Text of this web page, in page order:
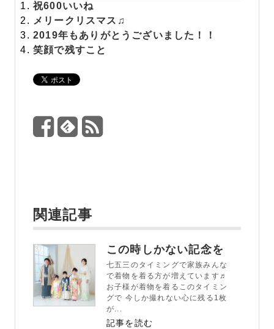
祝600いいね
メリークリスマス♫
2019年もありがとうございました！！
笑顔で残すこと
関連記事
この時しかない記念を
七五三のタイミングで家族みんな
で着物を着る方が増えています♬
お子様が着物を着るこのタイミン
グで 今しか撮れない心に残る1枚
が...
記事を読む